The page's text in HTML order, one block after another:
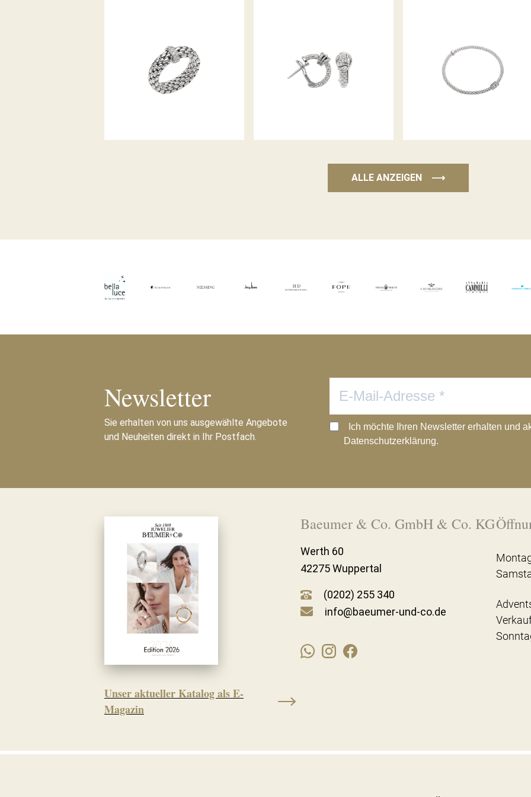
KOLLEKTION
KOLLEKTION
ALLE ANZEIGEN ⟶
Newsletter
Sie erhalten von uns ausgewählte Angebote
und Neuheiten direkt in Ihr Postfach.
Ich möchte Ihren Newsletter erhalten und
Datenschutzerklärung.
Unser aktueller Katalog als E-
Magazin
Baeumer & Co. GmbH & Co. KG
Werth 60
42275 Wuppertal
(0202) 255 340
info@baeumer-und-co.de